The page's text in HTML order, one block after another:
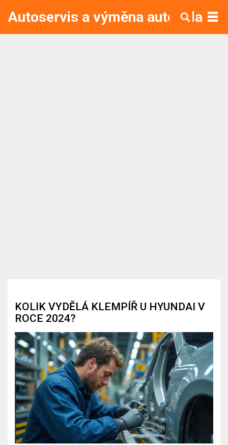
Autoservis a výměna autoskla
KOLIK VYDĚLÁ KLEMPÍŘ U HYUNDAI V
ROCE 2024?